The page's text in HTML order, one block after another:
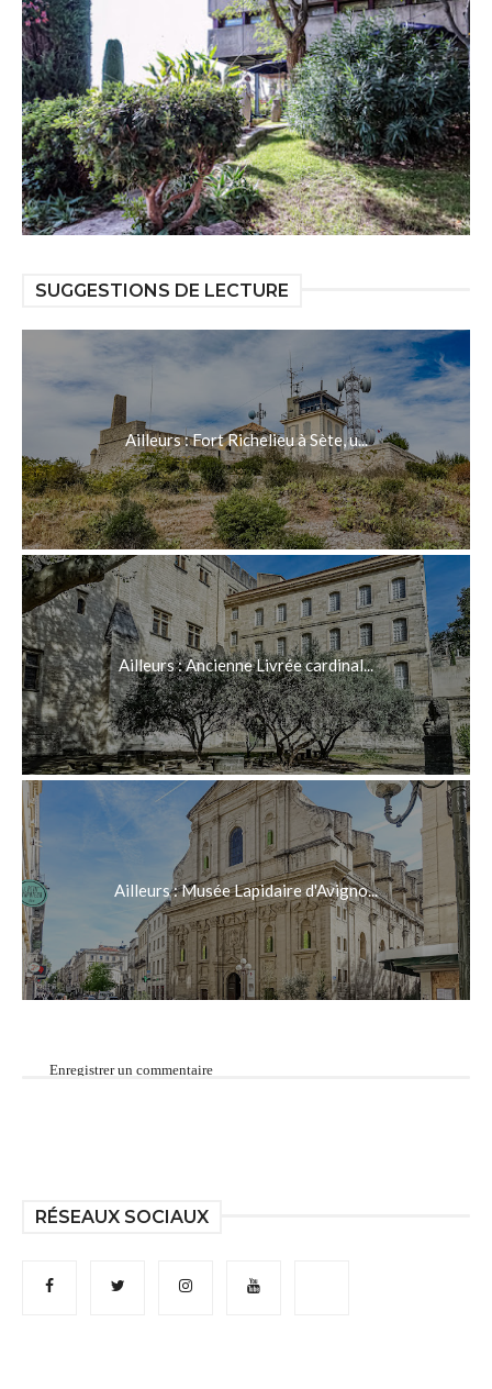
SUGGESTIONS DE LECTURE
Ailleurs : Fort Richelieu à Sète, u...
Ailleurs : Ancienne Livrée cardinal...
Ailleurs : Musée Lapidaire d'Avigno...
Enregistrer un commentaire
RÉSEAUX SOCIAUX